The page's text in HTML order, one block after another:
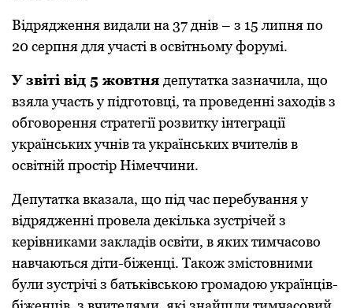
Відрядження видали на 37 днів – з 15 липня по
20 серпня для участі в освітньому форумі.
У звіті від 5 жовтня депутатка зазначила, що
взяла участь у підготовці, та проведенні заходів з
обговорення стратегії розвитку інтеграції
українських учнів та українських вчителів в
освітній простір Німеччини.
Депутатка вказала, що під час перебування у
відрядженні провела декілька зустрічей з
керівниками закладів освіти, в яких тимчасово
навчаються діти-біженці. Також змістовними
були зустрічі з батьківською громадою українців-